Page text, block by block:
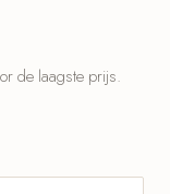
de laagste prijs.